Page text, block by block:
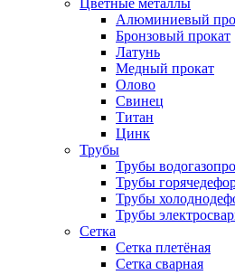
Цветные металлы
Алюминиевый
Бронзовый прокат
Латунь
Медный прокат
Олово
Свинец
Титан
Цинк
Трубы
Трубы
Трубы
Трубы
Трубы
Сетка
Сетка плетёная
Сетка сварная